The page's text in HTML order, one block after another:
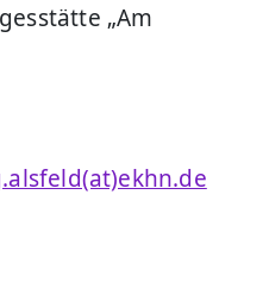
„Am